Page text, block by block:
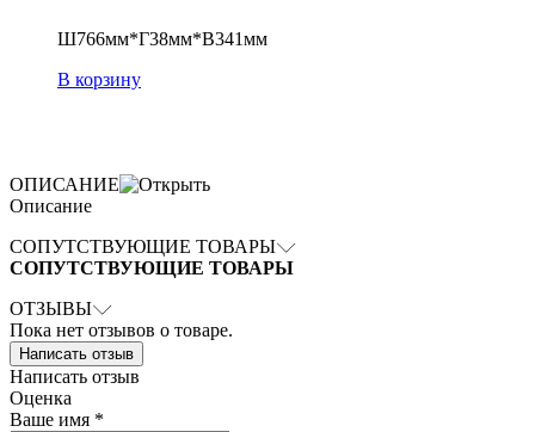
Ш766мм*Г38мм*В341мм
В корзину
ОПИСАНИЕ
Описание
СОПУТСТВУЮЩИЕ ТОВАРЫ
СОПУТСТВУЮЩИЕ ТОВАРЫ
ОТЗЫВЫ
Пока нет отзывов о товаре.
Написать отзыв
Написать отзыв
Оценка
Ваше имя *